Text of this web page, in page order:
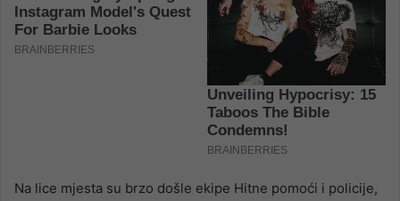
Na lice mjesta su brzo došle ekipe Hitne pomoći i policije,